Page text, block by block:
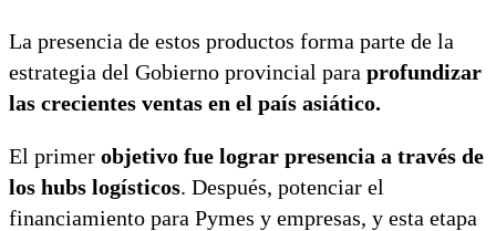
La presencia de estos productos forma parte de la
estrategia del Gobierno provincial para profundizar
las crecientes ventas en el país asiático.
El primer objetivo fue lograr presencia a través de
los hubs logísticos. Después, potenciar el
financiamiento para Pymes y empresas, y esta etapa